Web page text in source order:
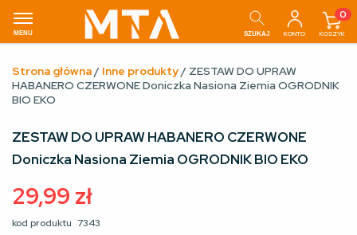
MENU SZUKAJ KONTO
0
KOSZYK
Strona główna/ Inne produkty/ ZESTAW DO UPRAW
HABANERO CZERWONE Doniczka Nasiona Ziemia OGRODNIK
BIO EKO
ZESTAW DO UPRAW HABANERO CZERWONE
Doniczka Nasiona Ziemia OGRODNIK BIO EKO
29,99 zł
kod produktu 7343